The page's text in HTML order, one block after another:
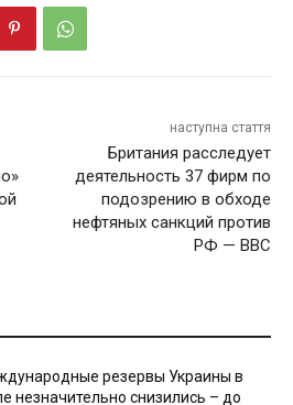
наступна стаття
Британия расследует
деятельность 37 фирм по
подозрению в обходе
нефтяных санкций против
РФ — BBC
резервы Украины в
незначительно снизились – до